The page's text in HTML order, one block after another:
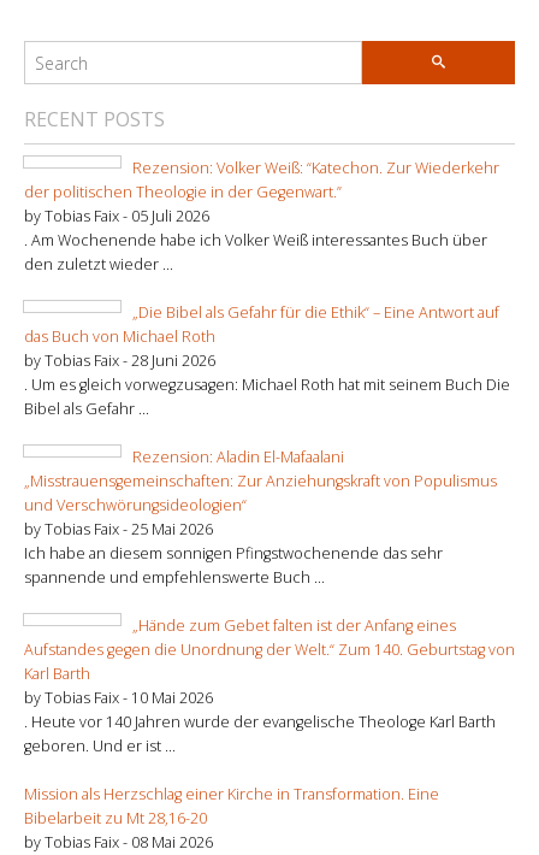
RECENT POSTS
Rezension: Volker Weiß: “Katechon. Zur Wiederkehr
der politischen Theologie in der Gegenwart.”
by Tobias Faix - 05 Juli 2026
. Am Wochenende habe ich Volker Weiß interessantes Buch über
den zuletzt wieder ...
„Die Bibel als Gefahr für die Ethik“ – Eine Antwort auf
das Buch von Michael Roth
by Tobias Faix -28 Juni 2026
. Um es gleich vorwegzusagen: Michael Roth hat mit seinem Buch Die
Bibel als Gefahr ...
Rezension: Aladin El-Mafaalani
„Misstrauensgemeinschaften: Zur Anziehungskraft von Populismus
und Verschwörungsideologien“
by Tobias Faix -25 Mai 2026
Ich habe an diesem sonnigen Pfingstwochenende das sehr
spannende und empfehlenswerte Buch ...
„Hände zum Gebet falten ist der Anfang eines
Aufstandes gegen die Unordnung der Welt.“ Zum 140. Geburtstag von
Karl Barth
by Tobias Faix - 10 Mai 2026
. Heute vor 140 Jahren wurde der evangelische Theologe Karl Barth
geboren. Und er ist ...
Mission als Herzschlag einer Kirche in Transformation. Eine
Bibelarbeit zu Mt 28,16-20
by Tobias Faix - 08 Mai 2026